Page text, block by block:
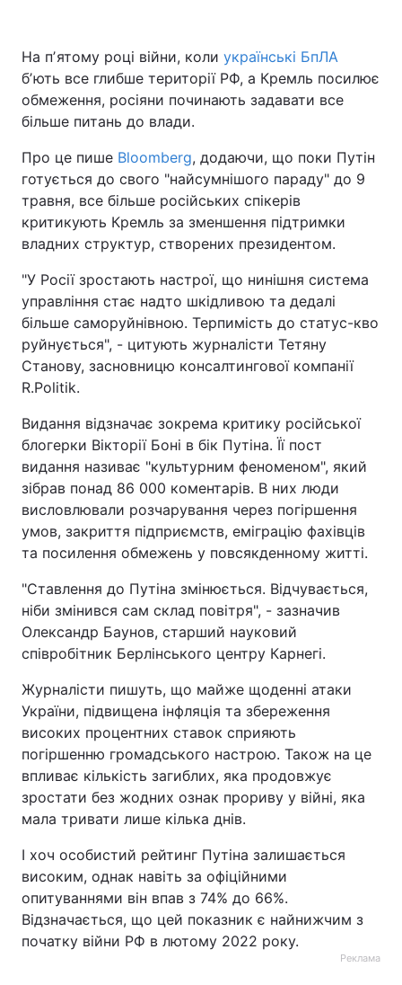
На пʼятому році війни, коли українські БпЛА
бʼють все глибше території РФ, а Кремль посилює
обмеження, росіяни починають задавати все
більше питань до влади.
Про це пише Bloomberg, додаючи, що поки Путін
готується до свого "найсумнішого параду" до 9
травня, все більше російських спікерів
критикують Кремль за зменшення підтримки
владних структур, створених президентом.
"У Росії зростають настрої, що нинішня система
управління стає надто шкідливою та дедалі
більше саморуйнівною. Терпимість до статус-кво
руйнується", - цитують журналісти Тетяну
Станову, засновницю консалтингової компанії
R.Politik.
Видання відзначає зокрема критику російської
блогерки Вікторії Боні в бік Путіна. Її пост
видання називає "культурним феноменом", який
зібрав понад 86 000 коментарів. В них люди
висловлювали розчарування через погіршення
умов, закриття підприємств, еміграцію фахівців
та посилення обмежень у повсякденному житті.
"Ставлення до Путіна змінюється. Відчувається,
ніби змінився сам склад повітря", - зазначив
Олександр Баунов, старший науковий
співробітник Берлінського центру Карнегі.
Журналісти пишуть, що майже щоденні атаки
України, підвищена інфляція та збереження
високих процентних ставок сприяють
погіршенню громадського настрою. Також на це
впливає кількість загиблих, яка продовжує
зростати без жодних ознак прориву у війні, яка
мала тривати лише кілька днів.
І хоч особистий рейтинг Путіна залишається
високим, однак навіть за офіційними
опитуваннями він впав з 74% до 66%.
Відзначається, що цей показник є найнижчим з
початку війни РФ в лютому 2022 року.
Реклама